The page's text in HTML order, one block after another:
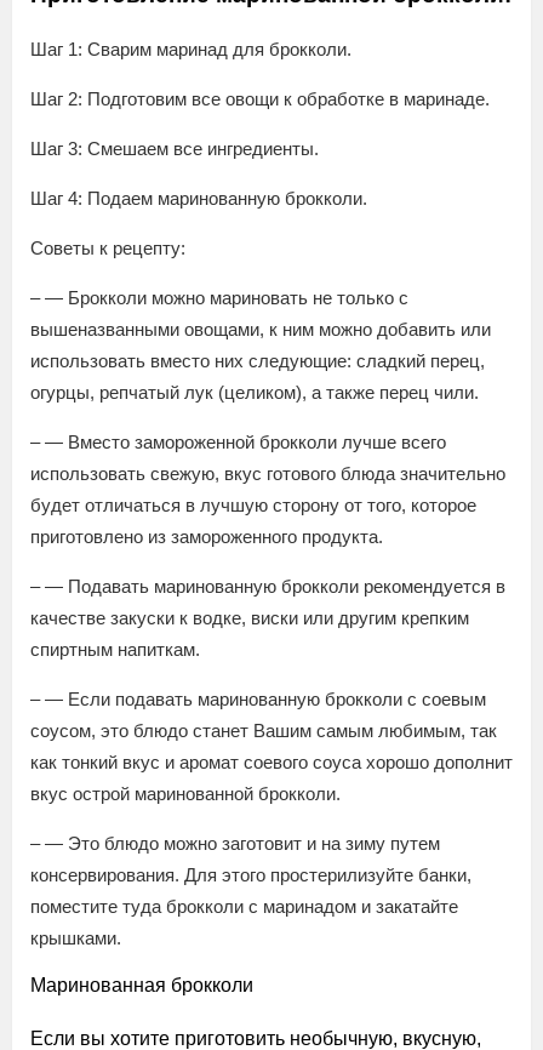
Шаг 1: Сварим маринад для брокколи.
Шаг 2: Подготовим все овощи к обработке в маринаде.
Шаг 3: Смешаем все ингредиенты.
Шаг 4: Подаем маринованную брокколи.
Советы к рецепту:
– — Брокколи можно мариновать не только с
вышеназванными овощами, к ним можно добавить или
использовать вместо них следующие: сладкий перец,
огурцы, репчатый лук (целиком), а также перец чили.
– — Вместо замороженной брокколи лучше всего
использовать свежую, вкус готового блюда значительно
будет отличаться в лучшую сторону от того, которое
приготовлено из замороженного продукта.
– — Подавать маринованную брокколи рекомендуется в
качестве закуски к водке, виски или другим крепким
спиртным напиткам.
– — Если подавать маринованную брокколи с соевым
соусом, это блюдо станет Вашим самым любимым, так
как тонкий вкус и аромат соевого соуса хорошо дополнит
вкус острой маринованной брокколи.
– — Это блюдо можно заготовит и на зиму путем
консервирования. Для этого простерилизуйте банки,
поместите туда брокколи с маринадом и закатайте
крышками.
Маринованная брокколи
Если вы хотите приготовить необычную, вкусную,